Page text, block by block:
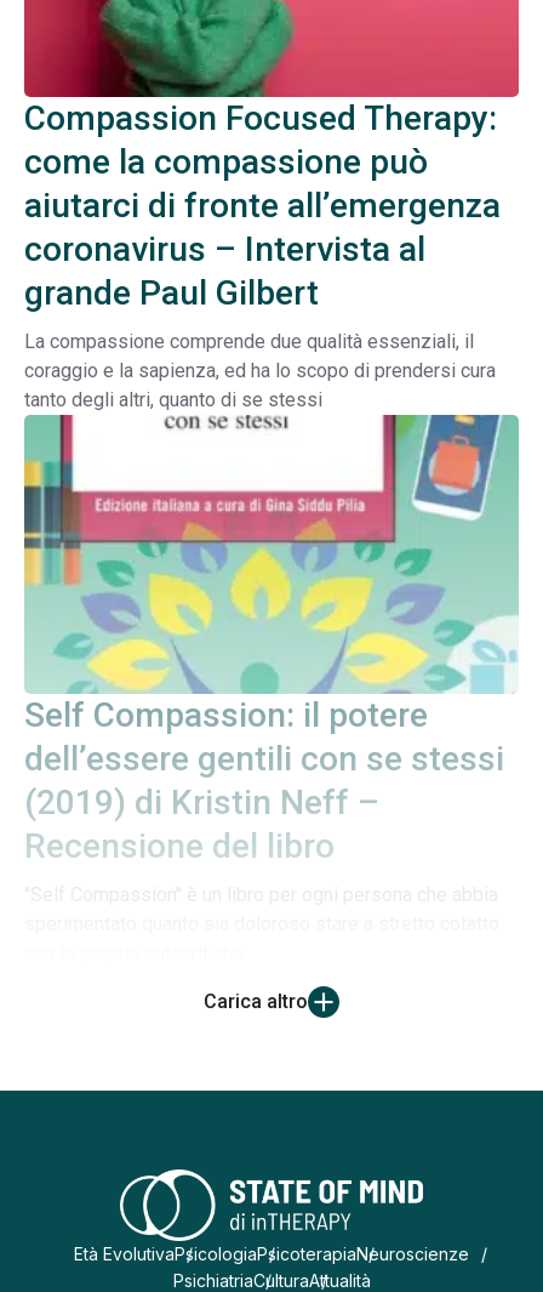
Compassion Focused Therapy:
come la compassione può
aiutarci di fronte all’emergenza
coronavirus – Intervista al
grande Paul Gilbert
La compassione comprende due qualità essenziali, il
coraggio e la sapienza, ed ha lo scopo di prendersi cura
tanto degli altri, quanto di se stessi
Self Compassion: il potere
dell’essere gentili con se stessi
(2019) di Kristin Neff –
Recensione del libro
Carica altro
Età EvolutivaPsicologiaPsicoterapiaNeuroscienze
PsichiatriaCulturaAttualità